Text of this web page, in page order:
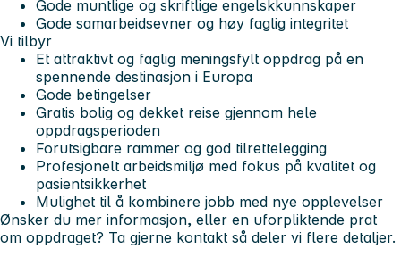
Gode muntlige og skriftlige engelskkunnskaper
Gode samarbeidsevner og høy faglig integritet
Vi tilbyr
Et attraktivt og faglig meningsfylt oppdrag på en
spennende destinasjon i Europa
Gode betingelser
Gratis bolig og dekket reise gjennom hele
oppdragsperioden
Forutsigbare rammer og god tilrettelegging
Profesjonelt arbeidsmiljø med fokus på kvalitet og
pasientsikkerhet
Mulighet til å kombinere jobb med nye opplevelser
Ønsker du mer informasjon, eller en uforpliktende prat
om oppdraget? Ta gjerne kontakt så deler vi flere detaljer.